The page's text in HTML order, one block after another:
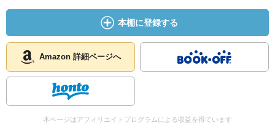
本棚に登録する
Amazon 詳細ページへ
本ページはアフィリエイトプログラムによる収益を得ています